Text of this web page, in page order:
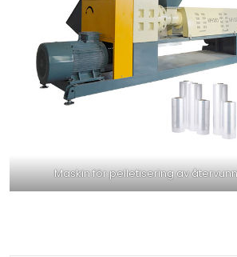
Maskin för pelletisering av